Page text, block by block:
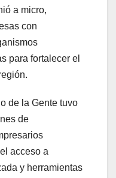
a micro,
con
para fortalecer el
de la Gente tuvo
de
acceso a
y herramientas